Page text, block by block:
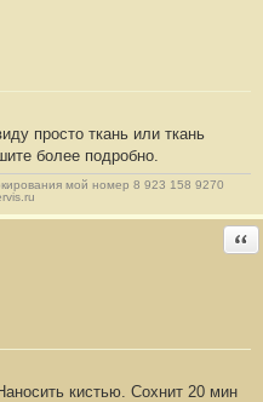
просто ткань или ткань
более подробно.
мой номер 8 923 158 9270
кистью. Сохнит 20 мин